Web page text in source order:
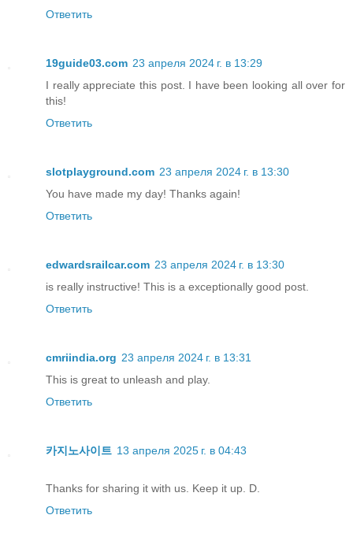
Ответить
19guide03.com 23 апреля 2024 г. в 13:29
I really appreciate this post. I have been looking all over for
this!
Ответить
slotplayground.com 23 апреля 2024 г. в 13:30
You have made my day! Thanks again!
Ответить
edwardsrailcar.com 23 апреля 2024 г. в 13:30
is really instructive! This is a exceptionally good post.
Ответить
cmriindia.org 23 апреля 2024 г. в 13:31
This is great to unleash and play.
Ответить
카지노사이트 13 апреля 2025 г. в 04:43
Thanks for sharing it with us. Keep it up. D.
Ответить